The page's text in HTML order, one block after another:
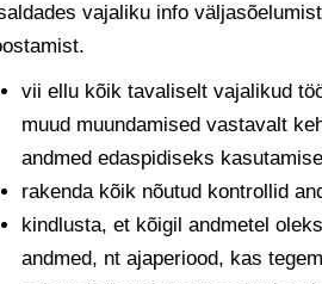
vajaliku info
vii ellu kõik tavaliselt vajalikud
muud muundamised vastavalt
andmed edaspidiseks
rakenda kõik nõutud kontrollid
kindlusta, et kõigil andmetel
andmed, nt ajaperiood, kas